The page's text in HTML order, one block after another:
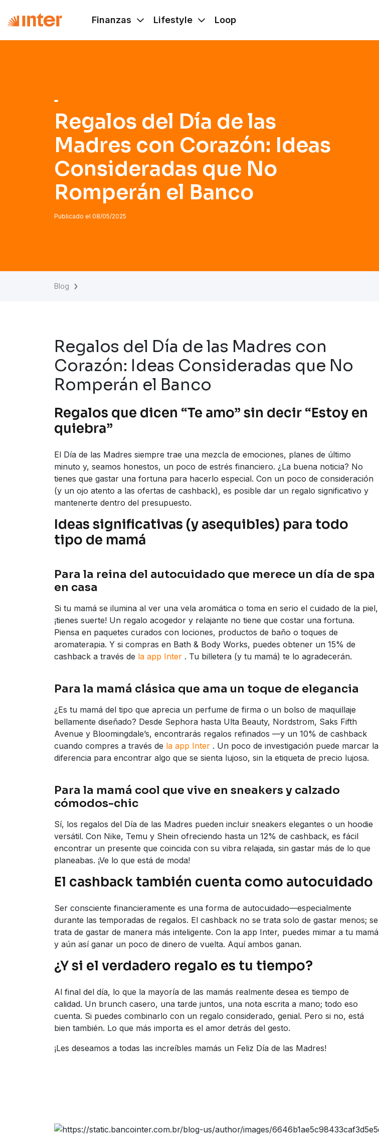
Finanzas Lifestyle Loop
Regalos del Día de las
Madres con Corazón: Ideas
Consideradas que No
Romperán el Banco
Publicado el 08/05/2025
Blog
Regalos del Día de las Madres con
Corazón: Ideas Consideradas que No
Romperán el Banco
Regalos que dicen “Te amo” sin decir “Estoy en
quiebra”
El Día de las Madres siempre trae una mezcla de emociones, planes de último
minuto y, seamos honestos, un poco de estrés financiero. ¿La buena noticia? No
tienes que gastar una fortuna para hacerlo especial. Con un poco de consideración
(y un ojo atento a las ofertas de cashback), es posible dar un regalo significativo y
mantenerte dentro del presupuesto.
Ideas significativas (y asequibles) para todo
tipo de mamá
Para la reina del autocuidado que merece un día de spa
en casa
Si tu mamá se ilumina al ver una vela aromática o toma en serio el cuidado de la piel,
¡tienes suerte! Un regalo acogedor y relajante no tiene que costar una fortuna.
Piensa en paquetes curados con lociones, productos de baño o toques de
aromaterapia. Y si compras en Bath & Body Works, puedes obtener un 15% de
cashback a través de la app Inter . Tu billetera (y tu mamá) te lo agradecerán.
Para la mamá clásica que ama un toque de elegancia
¿Es tu mamá del tipo que aprecia un perfume de firma o un bolso de maquillaje
bellamente diseñado? Desde Sephora hasta Ulta Beauty, Nordstrom, Saks Fifth
Avenue y Bloomingdale’s, encontrarás regalos refinados —y un 10% de cashback
cuando compres a través de la app Inter . Un poco de investigación puede marcar la
diferencia para encontrar algo que se sienta lujoso, sin la etiqueta de precio lujosa.
Para la mamá cool que vive en sneakers y calzado
cómodos-chic
Sí, los regalos del Día de las Madres pueden incluir sneakers elegantes o un hoodie
versátil. Con Nike, Temu y Shein ofreciendo hasta un 12% de cashback, es fácil
encontrar un presente que coincida con su vibra relajada, sin gastar más de lo que
planeabas. ¡Ve lo que está de moda!
El cashback también cuenta como autocuidado
Ser consciente financieramente es una forma de autocuidado—especialmente
durante las temporadas de regalos. El cashback no se trata solo de gastar menos; se
trata de gastar de manera más inteligente. Con la app Inter, puedes mimar a tu mamá
y aún así ganar un poco de dinero de vuelta. Aquí ambos ganan.
¿Y si el verdadero regalo es tu tiempo?
Al final del día, lo que la mayoría de las mamás realmente desea es tiempo de
calidad. Un brunch casero, una tarde juntos, una nota escrita a mano; todo eso
cuenta. Si puedes combinarlo con un regalo considerado, genial. Pero si no, está
bien también. Lo que más importa es el amor detrás del gesto.
¡Les deseamos a todas las increíbles mamás un Feliz Día de las Madres!